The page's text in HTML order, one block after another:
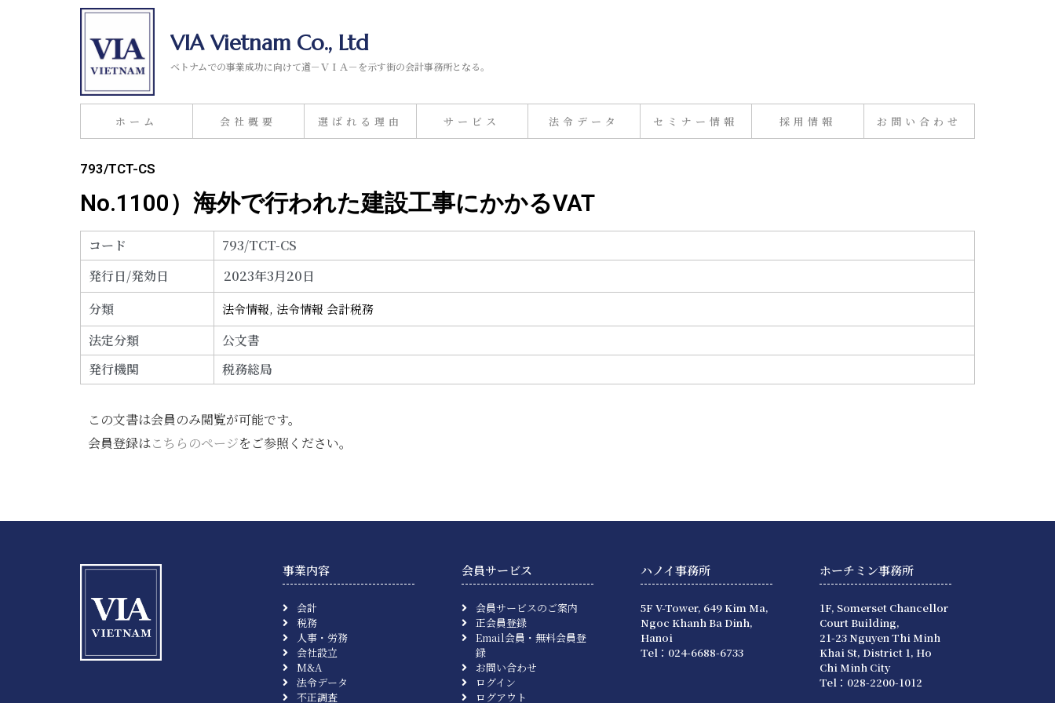
VIA Vietnam Co., Ltd
ベトナムでの事業成功に向けて道－ＶＩＡ－を示す街の会計事務所となる。
ホーム 会社概要 選ばれる理由 サービス 法令データ セミナー情報 採用情報 お問い合わせ
793/TCT-CS
No.1100）海外で行われた建設工事にかかるVAT
コード
793/TCT-CS
発行日/発効日
2023年3月20日
分類
法令情報, 法令情報 会計税務
法定分類
公文書
発行機関
税務総局
この文書は会員のみ閲覧が可能です。
会員登録はこちらのページをご参照ください。
事業内容
会計
税務
人事・労務
会社設立
M&A
法令データ
不正調査
会員サービス
会員サービスのご案内
正会員登録
Email会員・無料会員登
録
お問い合わせ
ログイン
ログアウト
ハノイ事務所
5F V-Tower, 649 Kim Ma,
Ngoc Khanh Ba Dinh,
Hanoi
Tel：024-6688-6733
ホーチミン事務所
1F, Somerset Chancellor
Court Building,
21-23 Nguyen Thi Minh
Khai St, District 1, Ho
Chi Minh City
Tel：028-2200-1012